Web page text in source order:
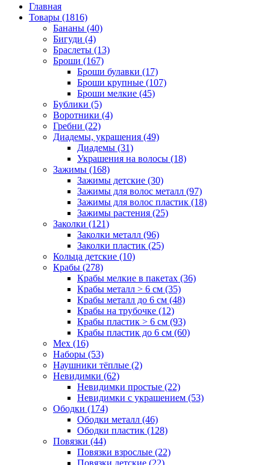
Главная
Товары (1816)
Бананы (40)
Бигуди (4)
Браслеты (13)
Броши (167)
Броши булавки (17)
Броши крупные (107)
Броши мелкие (45)
Бублики (5)
Воротники (4)
Гребни (22)
Диадемы, украшения (49)
Диадемы (31)
Украшения на волосы (18)
Зажимы (168)
Зажимы детские (30)
Зажимы для волос металл (97)
Зажимы для волос пластик (18)
Зажимы растения (25)
Заколки (121)
Заколки металл (96)
Заколки пластик (25)
Кольца детские (10)
Крабы (278)
Крабы мелкие в пакетах (36)
Крабы металл > 6 см (35)
Крабы металл до 6 см (48)
Крабы на трубочке (12)
Крабы пластик > 6 см (93)
Крабы пластик до 6 см (60)
Мех (16)
Наборы (53)
Наушники тёплые (2)
Невидимки (62)
Невидимки простые (22)
Невидимки с украшением (53)
Ободки (174)
Ободки металл (46)
Ободки пластик (128)
Повязки (44)
Повязки взрослые (22)
Повязки детские (22)